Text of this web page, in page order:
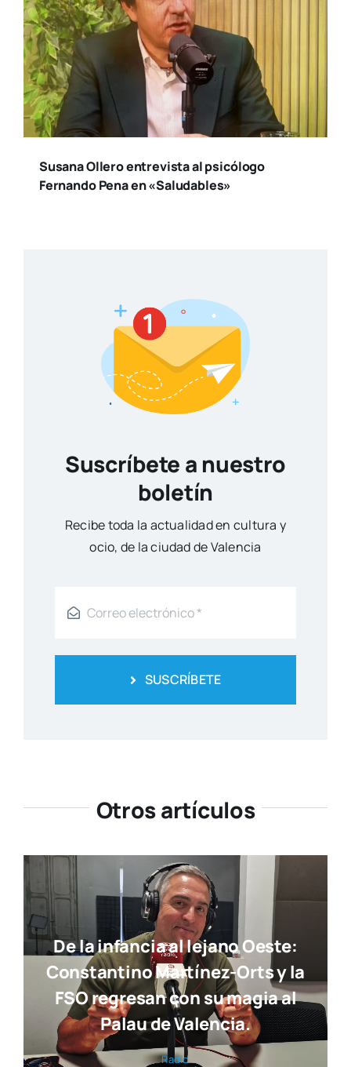
Susana Ollero entrevista al psicólogo
Fernando Pena en «Saludables»
Suscríbete a nuestro
boletín
Reci­be toda la actua­li­dad en cul­tu­ra y
ocio, de la ciu­dad de Valen­cia
SUSCRÍBETE
Otros artículos
De la infancia al lejano Oeste:
Constantino Martínez-Orts y la
FSO regresan con su magia al
Palau de Valencia.
Radio